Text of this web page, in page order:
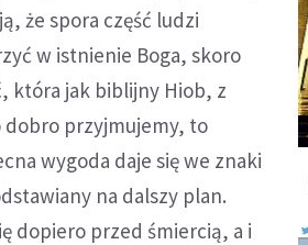
że spora część ludzi
w istnienie Boga, skoro
która jak biblijny Hiob, z
dobro przyjmujemy, to
wygoda daje się we znaki
na dalszy plan.
dopiero przed śmiercią, a i